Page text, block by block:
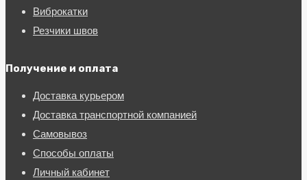
Виброкатки
Резчики швов
Получение и оплата
Доставка курьером
Доставка транспортной компанией
Самовывоз
Способы оплаты
Личный кабинет